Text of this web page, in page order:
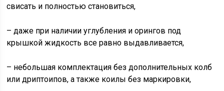
свисать и полностью становиться,
– даже при наличии углубления и орингов под
крышкой жидкость все равно выдавливается,
– небольшая комплектация без дополнительных колб
или дриптоипов, а также коилы без маркировки,